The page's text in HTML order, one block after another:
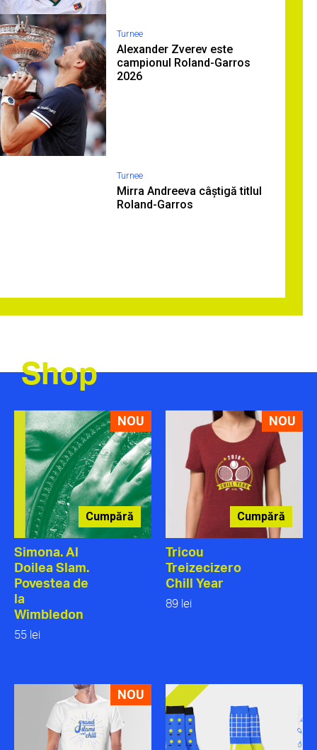
Turnee
Alexander Zverev este
campionul Roland-Garros
2026
Turnee
Mirra Andreeva câștigă titlul
Roland-Garros
Shop
NOU
Cumpără
Simona. Al
Doilea Slam.
Povestea de
la
Wimbledon
55 lei
NOU
Cumpără
Tricou
Treizecizero
Chill Year
89 lei
NOU